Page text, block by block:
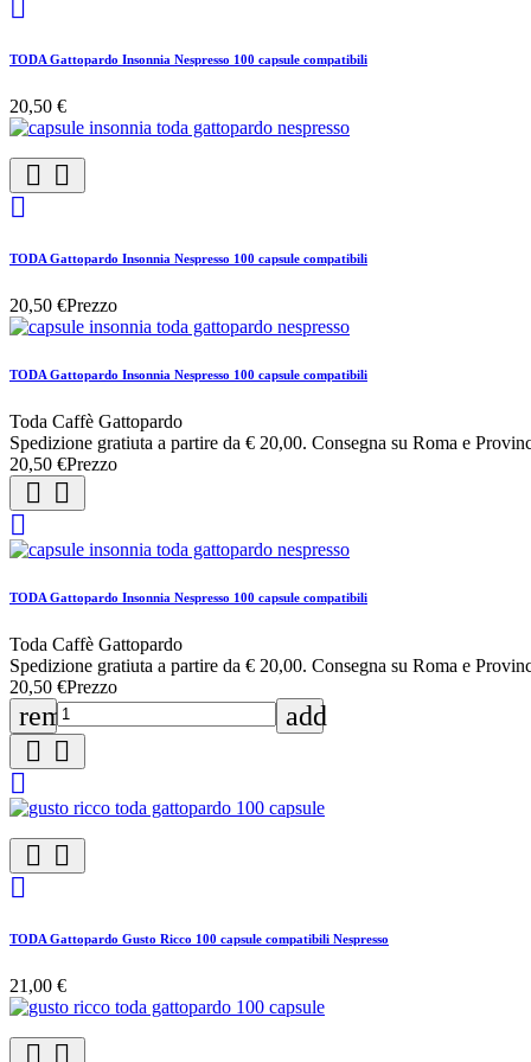
TODA Gattopardo Insonnia Nespresso 100 capsule compatibili
20,50 €
 

TODA Gattopardo Insonnia Nespresso 100 capsule compatibili
20,50 €Prezzo
TODA Gattopardo Insonnia Nespresso 100 capsule compatibili
Toda Caffè Gattopardo
Spedizione gratiuta a partire da € 20,00. Consegna su Roma e
20,50 €Prezzo
 

TODA Gattopardo Insonnia Nespresso 100 capsule compatibili
Toda Caffè Gattopardo
Spedizione gratiuta a partire da € 20,00. Consegna su Roma e
20,50 €Prezzo
remove
add
 

 

TODA Gattopardo Gusto Ricco 100 capsule compatibili Nespresso
21,00 €
 